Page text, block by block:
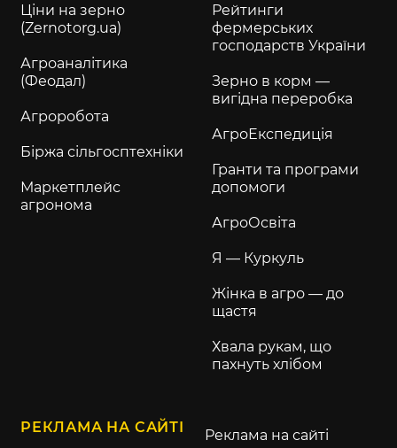
Ціни на зерно
(Zernotorg.ua)
Агроаналітика
(Феодал)
Агроробота
Біржа сільгосптехніки
Маркетплейс
агронома
Рейтинги
фермерських
господарств України
Зерно в корм —
вигідна переробка
АгроЕкспедиція
Гранти та програми
допомоги
АгроОсвіта
Я — Куркуль
Жінка в агро — до
щастя
Хвала рукам, що
пахнуть хлібом
РЕКЛАМА НА САЙТІ Реклама на сайті